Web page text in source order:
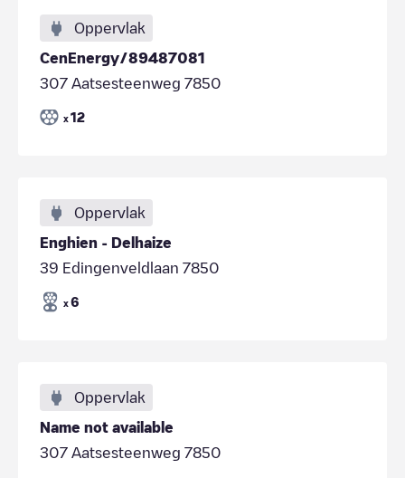
Oppervlak
CenEnergy/89487081
307 Aatsesteenweg 7850
x 12
Oppervlak
Enghien - Delhaize
39 Edingenveldlaan 7850
x 6
Oppervlak
Name not available
307 Aatsesteenweg 7850